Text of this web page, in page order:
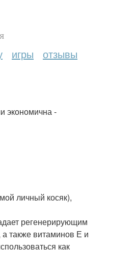
игры отзывы
экономична -
личный косяк),
регенерирующим
также витаминов Е и
как